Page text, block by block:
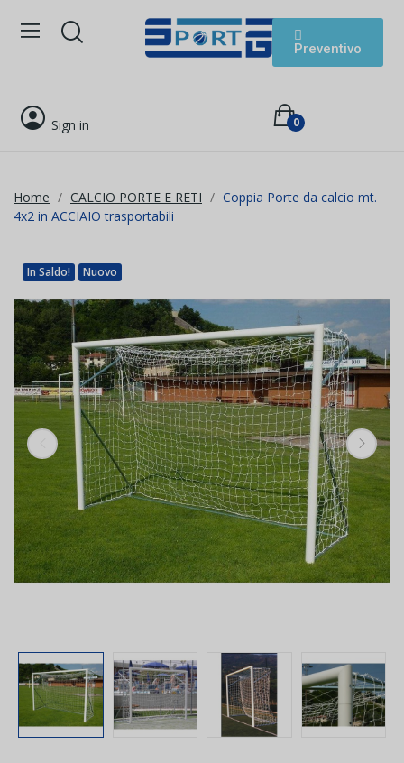
Preventivo
Sign in 0
Home CALCIO PORTE E RETI
Coppia Porte da calcio mt.
4x2 in ACCIAIO trasportabili
In Saldo! Nuovo